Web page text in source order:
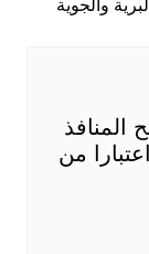
المنافذ
من